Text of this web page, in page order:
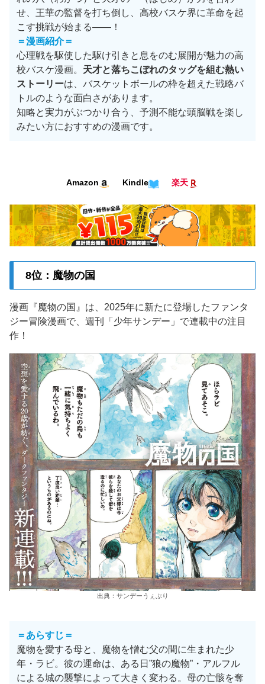
せ、王華の監督を打ち倒し、高校バスケ界に革命を起
こす挑戦が始まる——！
＝漫画紹介＝
心理戦を駆使した駆け引きと息をのむ展開が魅力の高
校バスケ漫画。 天才と落ちこぼれのタッグを組む熱い
ストーリーは、バスケットボールの枠を超えた戦略バ
トルのような面白さがあります。
知略と実力がぶつかり合う、予測不能な頭脳戦を楽し
みたい方におすすめの漫画です。
Amazon Kindle 楽天
8位：魔物の国
漫画『魔物の国』は、2025年に新たに登場したファンタ
ジー冒険漫画で、週刊「少年サンデー」で連載中の注目
作！
出典：サンデーうぇぶり
＝あらすじ＝
魔物を愛する母と、魔物を憎む父の間に生まれた少
年・ラビ。彼の運命は、ある日”狼の魔物”・アルフル
による城の襲撃によって大きく変わる。母の亡骸を奪